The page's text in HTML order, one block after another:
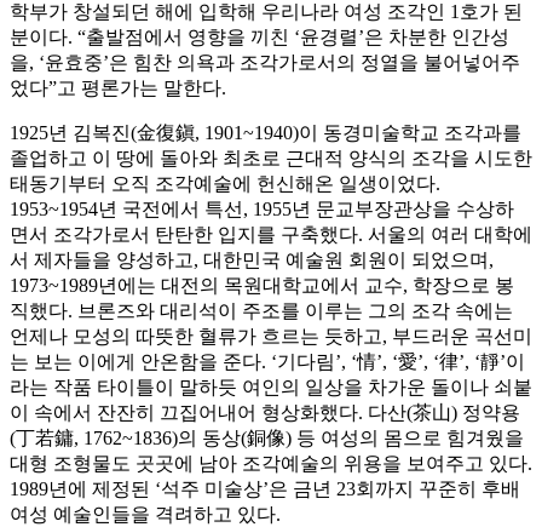
학부가 창설되던 해에 입학해 우리나라 여성 조각인 1호가 된
분이다. “출발점에서 영향을 끼친 ‘윤경렬’은 차분한 인간성
을, ‘윤효중’은 힘찬 의욕과 조각가로서의 정열을 불어넣어주
었다”고 평론가는 말한다.
1925년 김복진(金復鎭, 1901~1940)이 동경미술학교 조각과를
졸업하고 이 땅에 돌아와 최초로 근대적 양식의 조각을 시도한
태동기부터 오직 조각예술에 헌신해온 일생이었다.
1953~1954년 국전에서 특선, 1955년 문교부장관상을 수상하
면서 조각가로서 탄탄한 입지를 구축했다. 서울의 여러 대학에
서 제자들을 양성하고, 대한민국 예술원 회원이 되었으며,
1973~1989년에는 대전의 목원대학교에서 교수, 학장으로 봉
직했다. 브론즈와 대리석이 주조를 이루는 그의 조각 속에는
언제나 모성의 따뜻한 혈류가 흐르는 듯하고, 부드러운 곡선미
는 보는 이에게 안온함을 준다. ‘기다림’, ‘情’, ‘愛’, ‘律’, ‘靜’이
라는 작품 타이틀이 말하듯 여인의 일상을 차가운 돌이나 쇠붙
이 속에서 잔잔히 끄집어내어 형상화했다. 다산(茶山) 정약용
(丁若鏞, 1762~1836)의 동상(銅像) 등 여성의 몸으로 힘겨웠을
대형 조형물도 곳곳에 남아 조각예술의 위용을 보여주고 있다.
1989년에 제정된 ‘석주 미술상’은 금년 23회까지 꾸준히 후배
여성 예술인들을 격려하고 있다.